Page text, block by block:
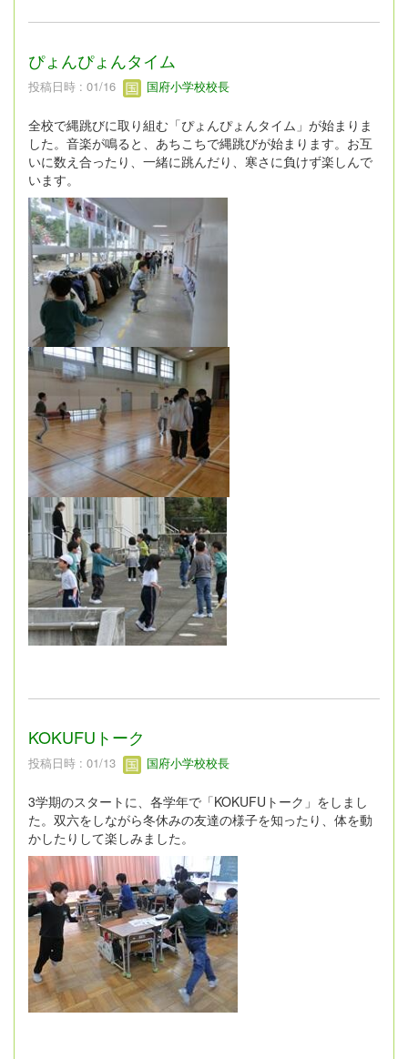
ぴょんぴょんタイム
投稿日時 : 01/16 国府小学校校長
全校で縄跳びに取り組む「ぴょんぴょんタイム」が始まりま
した。音楽が鳴ると、あちこちで縄跳びが始まります。お互
いに数え合ったり、一緒に跳んだり、寒さに負けず楽しんで
います。
KOKUFUトーク
投稿日時 : 01/13 国府小学校校長
3学期のスタートに、各学年で「KOKUFUトーク」をしまし
た。双六をしながら冬休みの友達の様子を知ったり、体を動
かしたりして楽しみました。